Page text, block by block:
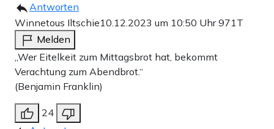
Antworten
Winnetous Iltschie10.12.2023 um 10:50 Uhr971T
Melden
„Wer Eitelkeit zum Mittagsbrot hat, bekommt
Verachtung zum Abendbrot.“
(Benjamin Franklin)
24